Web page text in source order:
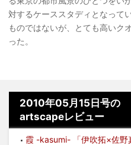
対するケーススタディとなって
ものではないが、とても高いク
った。
2010年05月15日号の
artscapeレビュー
霞 -kasumi- 「伊吹拓×佐野